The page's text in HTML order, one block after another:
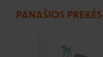
PANAŠIOS PREKĖS